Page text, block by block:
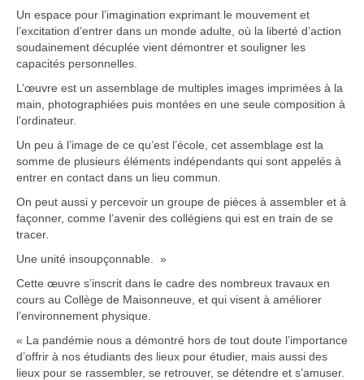
Un espace pour l’imagination exprimant le mouvement et
l’excitation d’entrer dans un monde adulte, où la liberté d’action
soudainement décuplée vient démontrer et souligner les
capacités personnelles.
L’œuvre est un assemblage de multiples images imprimées à la
main, photographiées puis montées en une seule composition à
l’ordinateur.
Un peu à l’image de ce qu’est l’école, cet assemblage est la
somme de plusieurs éléments indépendants qui sont appelés à
entrer en contact dans un lieu commun.
On peut aussi y percevoir un groupe de pièces à assembler et à
façonner, comme l’avenir des collégiens qui est en train de se
tracer.
Une unité insoupçonnable. »
Cette œuvre s’inscrit dans le cadre des nombreux travaux en
cours au Collège de Maisonneuve, et qui visent à améliorer
l’environnement physique.
« La pandémie nous a démontré hors de tout doute l’importance
d’offrir à nos étudiants des lieux pour étudier, mais aussi des
lieux pour se rassembler, se retrouver, se détendre et s’amuser.